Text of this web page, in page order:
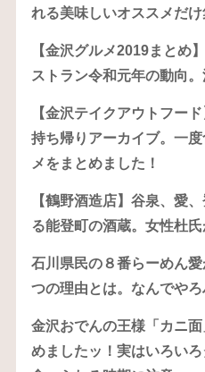
れる美味しいオススメだ
【金沢グルメ2019まとめ
ストラン令和元年の動向
【金沢テイクアウトフー
持ち帰りアーカイブ。一
メをまとめました！
【鶴野酒造店】谷泉、愛
る能登町の酒蔵。女性杜氏
石川県民の８番らーめん
つの理由とは。なんでや
金沢おでんの王様「カニ
めましたッ！実はいろい